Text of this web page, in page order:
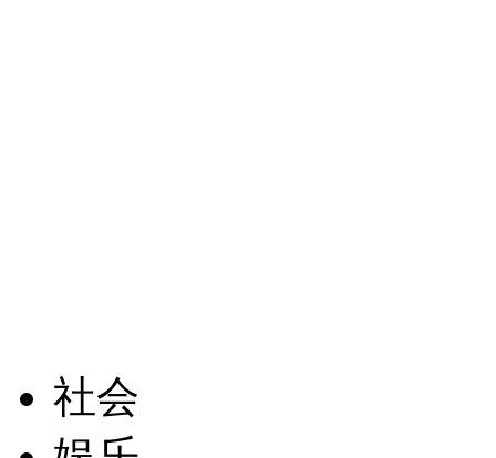
社会